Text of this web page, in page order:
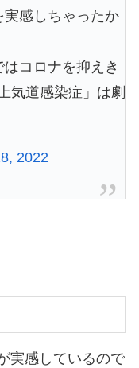
実感しちゃったか
コロナを抑えき
気道感染症」は劇
2022
実感しているので